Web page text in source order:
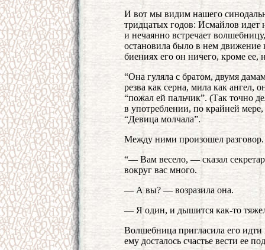
И вот мы видим нашего
тридцатых годов: Исмайлов идет
и нечаянно встречает
остановила было в нем движение
биениях его он ничего, кроме ее,
“Она гуляла с братом, двумя
резва как серна, мила как ангел,
“пожал ей пальчик”. (Так точно
в употреблении, по крайней
“Девица молчала”.
Между ними произошел разговор.
“— Вам весело, — сказал
вокруг вас много.
— А вы? — возразила она.
— Я один, и дышится как-то
Волшебница пригласила его
ему досталось счастье вести ее